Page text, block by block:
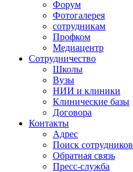
Форум
Фотогалерея
сотрудникам
Профком
Медиацентр
Сотрудничество
Школы
Вузы
НИИ и клиники
Клинические базы
Договора
Контакты
Адрес
Поиск сотрудников
Обратная связь
Пресс-служба